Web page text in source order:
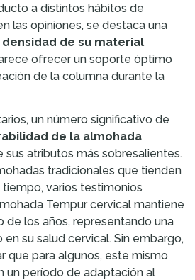
a distintos hábitos de
las opiniones, se destaca una
densidad de su material
ofrecer un soporte óptimo
de la columna durante la
un número significativo de
de la almohada
sus atributos más sobresalientes.
tradicionales que tienden
varios testimonios
Tempur cervical mantiene
de los años, representando una
su salud cervical. Sin embargo,
que para algunos, este mismo
un período de adaptación al